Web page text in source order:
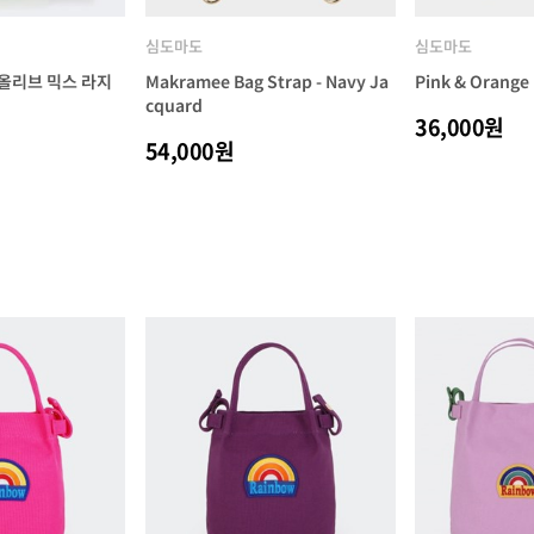
리브 믹스 라지
심도마도
Makramee Bag Strap - Navy Ja
cquard
54,000원
심도마도
Pink & Orange
36,000원